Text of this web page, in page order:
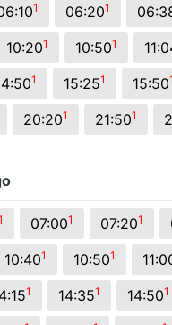
1 06:201
10:201 10:501
1 15:251 15:501
20:201 21:501
07:001 07:201
10:401 10:501
1 14:351 14:501